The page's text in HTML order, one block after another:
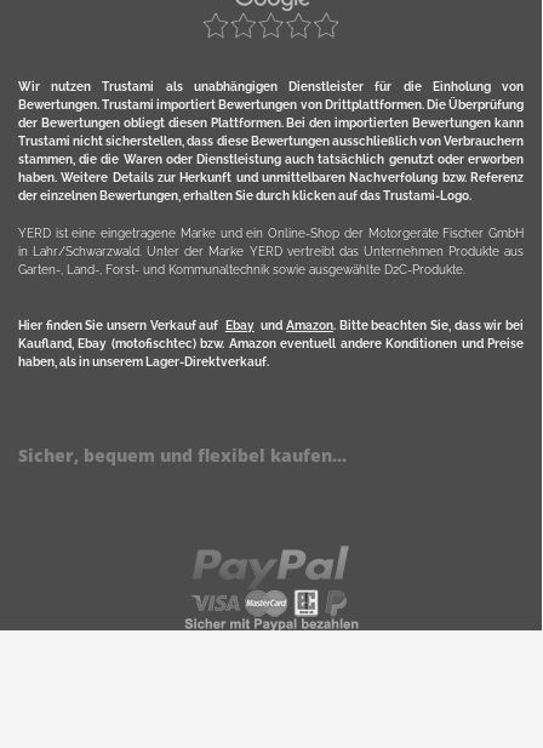
Wir nutzen Trustami als unabhängigen Dienstleister für die Einholung von
Bewertungen. Trustami importiert Bewertungen von Drittplattformen. Die Überprüfung
der Bewertungen obliegt diesen Plattformen. Bei den importierten Bewertungen kann
Trustami nicht sicherstellen, dass diese Bewertungen ausschließlich von Verbrauchern
stammen, die die Waren oder Dienstleistung auch tatsächlich genutzt oder erworben
haben. Weitere Details zur Herkunft und unmittelbaren Nachverfolung bzw. Referenz
der einzelnen Bewertungen, erhalten Sie durch klicken auf das Trustami-Logo.
YERD ist eine eingetragene Marke und ein Online-Shop der Motorgeräte Fischer GmbH
in Lahr/Schwarzwald. Unter der Marke YERD vertreibt das Unternehmen Produkte aus
Garten-, Land-, Forst- und Kommunaltechnik sowie ausgewählte D2C-Produkte.
Hier finden Sie unsern Verkauf auf Ebayund Amazon. Bitte beachten Sie, dass wir bei
Kaufland, Ebay (motofischtec) bzw. Amazon eventuell andere Konditionen und Preise
haben, als in unserem Lager-Direktverkauf.
Sicher, bequem und flexibel kaufen...